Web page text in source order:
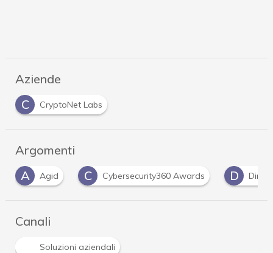
Aziende
C
CryptoNet Labs
Argomenti
C
Cybersecurity360 Awards D Direttiva NIS 2
Canali
Soluzioni aziendali